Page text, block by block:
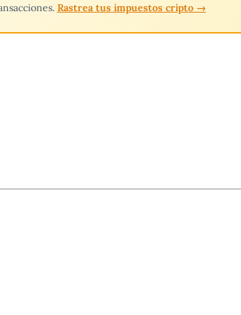
Rastrea tus impuestos cripto →